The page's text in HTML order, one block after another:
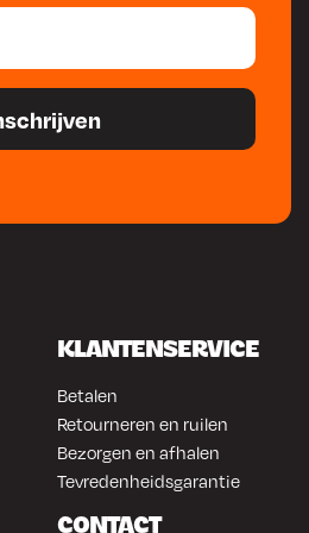
KLANTENSERVICE
Betalen
Retourneren en ruilen
Bezorgen en afhalen
Tevredenheidsgarantie
CONTACT